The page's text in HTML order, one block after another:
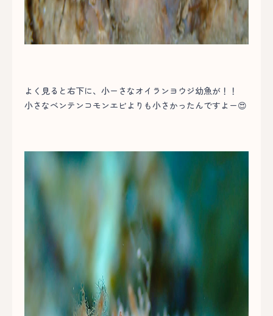
よく見ると右下に、小ーさなオイランヨウジ幼魚が！！
小さなベンテンコモンエビよりも小さかったんですよー😍